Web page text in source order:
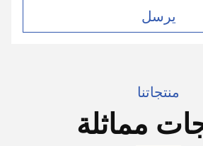
يرسل
منتجاتنا
مماثلة